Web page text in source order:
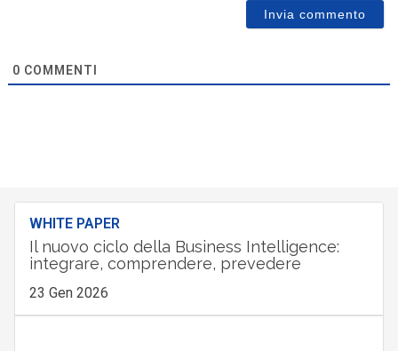
0 COMMENTI
WHITE PAPER
Il nuovo ciclo della Business Intelligence:
integrare, comprendere, prevedere
23 Gen 2026